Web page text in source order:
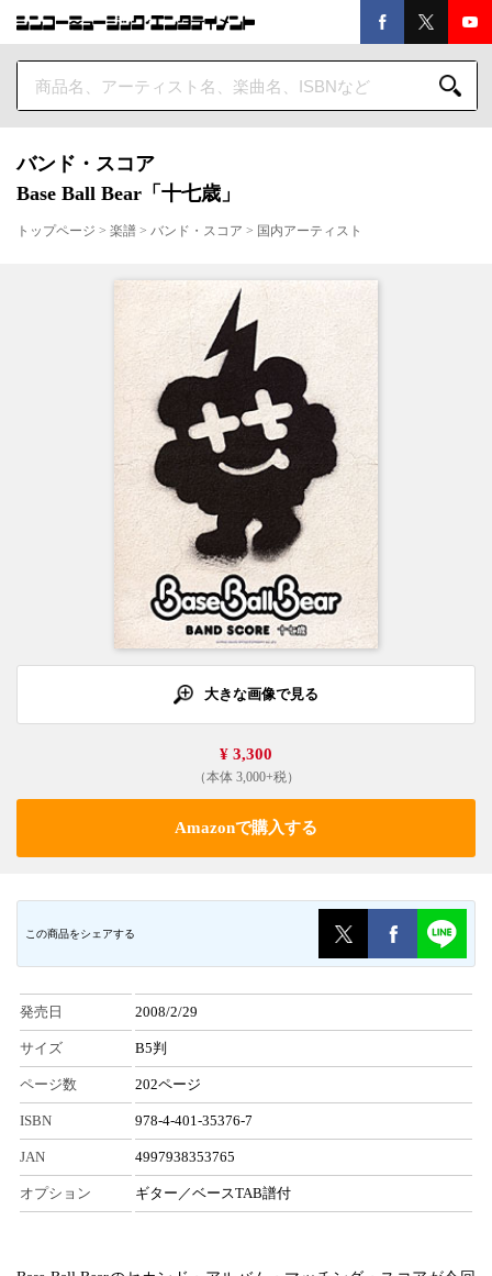
バンド・スコア
Base Ball Bear「十七歳」
トップページ > 楽譜 > バンド・スコア > 国内アーティスト
大きな画像で見る
¥ 3,300
（本体 3,000+税）
Amazonで購入する
この商品をシェアする
発売日 2008/2/29
サイズ B5判
ページ数 202ページ
ISBN 978-4-401-35376-7
JAN 4997938353765
オプション ギター／ベースTAB譜付